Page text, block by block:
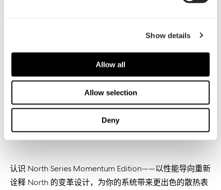
Show details
Allow all
Allow selection
Deny
认识 North Series Momentum Edition——以性能导向重新
诠释 North 的变革设计， 为你的系统带来更出色的散热表